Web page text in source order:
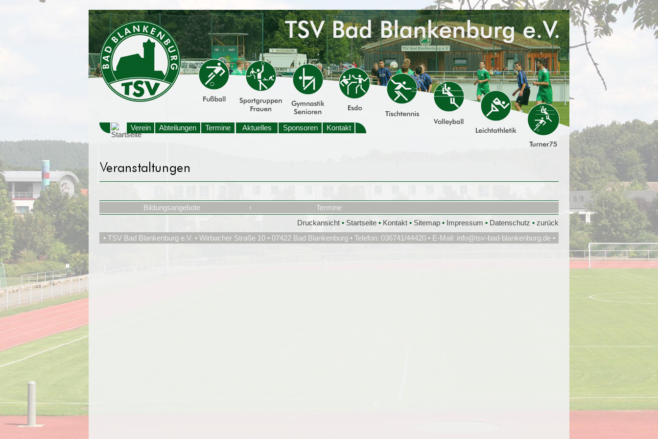
Verein Abteilungen Termine Aktuelles Sponsoren Kontakt
Bildungsangebote ‹
Termine
Druckansicht • Startseite • Kontakt • Sitemap • Impressum • Datenschutz • zurück
• TSV Bad Blankenburg e.V. • Wirbacher Straße 10 • 07422 Bad Blankenburg • Telefon: 036741/44420 • E-Mail: info@tsv-bad-blankenburg.de•